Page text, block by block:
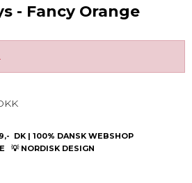
- Fancy Orange
DK | 100% DANSK WEBSHOP
💡 NORDISK DESIGN